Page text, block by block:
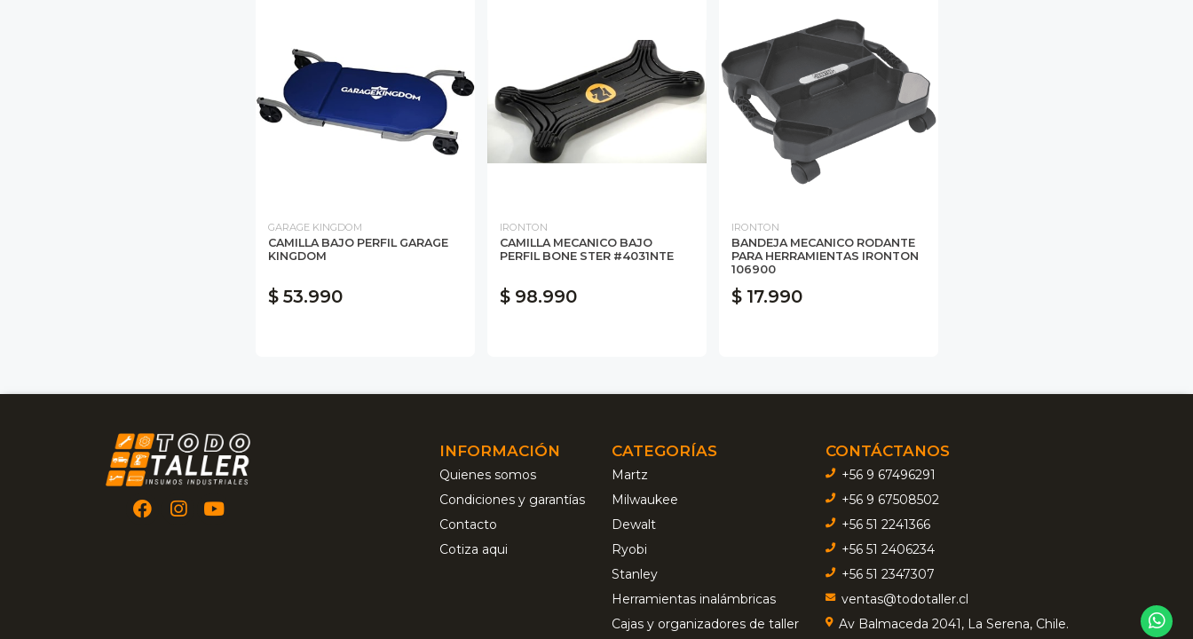
GARAGE KINGDOM
CAMILLA BAJO PERFIL GARAGE
KINGDOM
$ 53.990
IRONTON
CAMILLA MECANICO BAJO
PERFIL BONE STER #4031NTE
$ 98.990
IRONTON
BANDEJA MECANICO RODANTE
PARA HERRAMIENTAS IRONTON
106900
$ 17.990
INFORMACIÓN
Quienes somos
Condiciones y garantías
Contacto
Cotiza aqui
CATEGORÍAS
Martz
Milwaukee
Dewalt
Ryobi
Stanley
Herramientas inalámbricas
Cajas y organizadores de taller
CONTÁCTANOS
+56 9 67496291
+56 9 67508502
+56 51 2241366
+56 51 2406234
+56 51 2347307
ventas@todotaller.cl
Av Balmaceda 2041, La Serena, Chile.